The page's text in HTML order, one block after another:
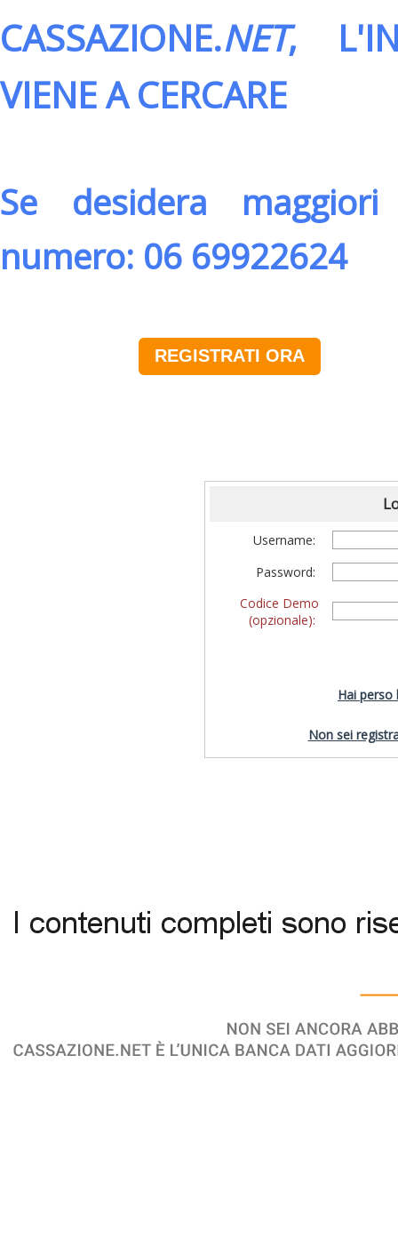
CASSAZIONE.NET,
VIENE A CERCARE
Se desidera
numero: 06 69922624
REGISTRATI ORA
Username:
Password:
Codice Demo
(opzionale):
Hai perso
Non sei